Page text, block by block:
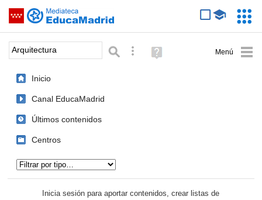
Saltar navegación
Palabra o frase: Búsqueda avanzada
Ayuda
(en
Inicio
Canal EducaMadrid
Últimos contenidos
Centros
Inicia sesión para aportar contenidos, crear listas de